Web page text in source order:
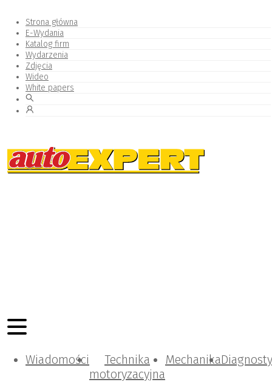
Strona główna
E-Wydania
Katalog firm
Wydarzenia
Zdjęcia
Wideo
White papers
Wiadomości
Technika
motoryzacyjna
Mechanika